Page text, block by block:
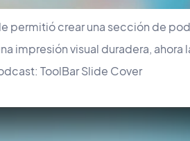
permitió crear una sección de
impresión visual duradera, ahora
ToolBar Slide Cover